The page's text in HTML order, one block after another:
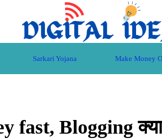
Sarkari Yojana Make Money
fast, Blogging